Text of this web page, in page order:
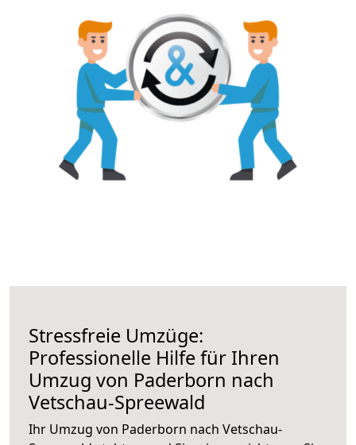
Stressfreie Umzüge:
Professionelle Hilfe für Ihren
Umzug von Paderborn nach
Vetschau-Spreewald
Ihr Umzug von Paderborn nach Vetschau-